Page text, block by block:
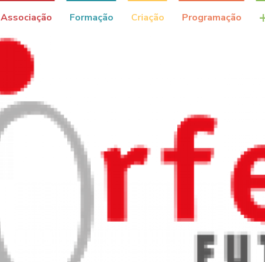
Associação Formação Criação Programação